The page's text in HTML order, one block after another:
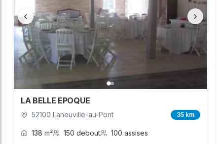
‹ ›
LA BELLE EPOQUE
52100 Laneuville-au-Pont 35 km
138 m² 150 debout 100 assises